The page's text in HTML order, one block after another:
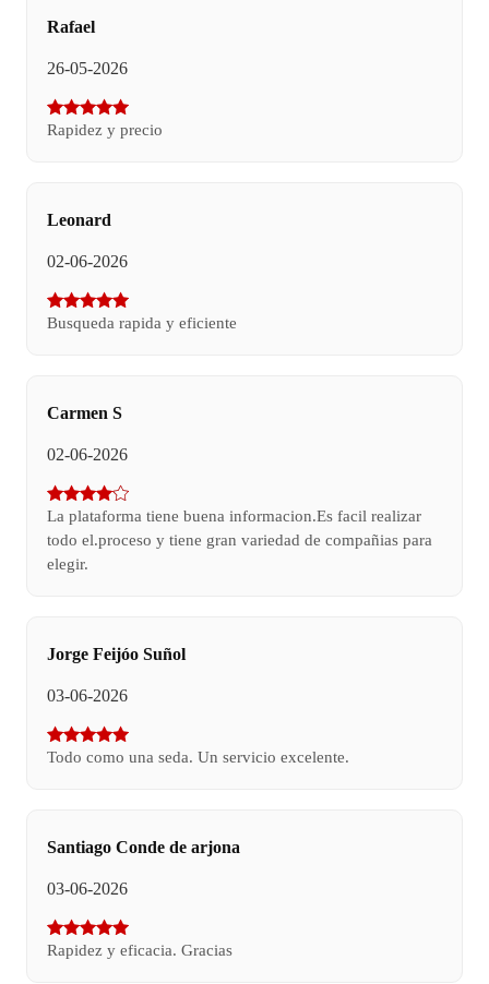
Rafael
26-05-2026
Rapidez y precio
Leonard
02-06-2026
Busqueda rapida y eficiente
Carmen S
02-06-2026
La plataforma tiene buena informacion.Es facil realizar
todo el.proceso y tiene gran variedad de compañias para
elegir.
Jorge Feijóo Suñol
03-06-2026
Todo como una seda. Un servicio excelente.
Santiago Conde de arjona
03-06-2026
Rapidez y eficacia. Gracias